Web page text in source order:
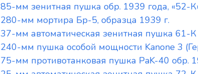
85-мм зенитная пушка обр. 1939 года, «52-
280-мм мортира Бр-5, образца 1939 г.
37-мм автоматическая зенитная пушка 61-
240-мм пушка особой мощности Kanone 3
75-мм противотанковая пушка PaK-40 обр.